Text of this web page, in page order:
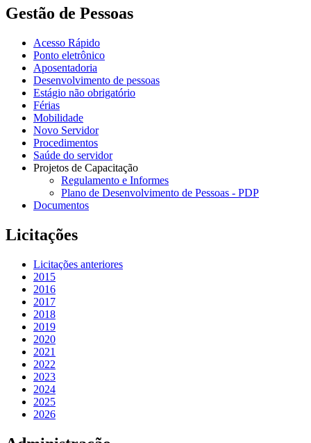
Gestão de Pessoas
Acesso Rápido
Ponto eletrônico
Aposentadoria
Desenvolvimento de pessoas
Estágio não obrigatório
Férias
Mobilidade
Novo Servidor
Procedimentos
Saúde do servidor
Projetos de Capacitação
Regulamento e Informes
Plano de Desenvolvimento de Pessoas - PDP
Documentos
Licitações
Licitações anteriores
2015
2016
2017
2018
2019
2020
2021
2022
2023
2024
2025
2026